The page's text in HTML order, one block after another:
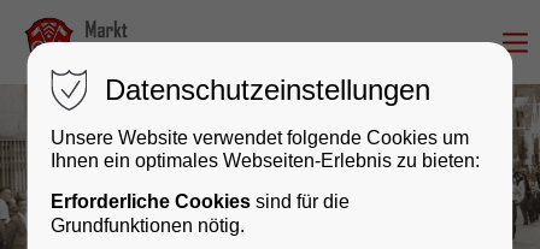
Datenschutzeinstellungen
Unsere Website verwendet folgende Cookies um
Ihnen ein optimales Webseiten-Erlebnis zu bieten:
Erforderliche Cookies sind für die
Grundfunktionen nötig.